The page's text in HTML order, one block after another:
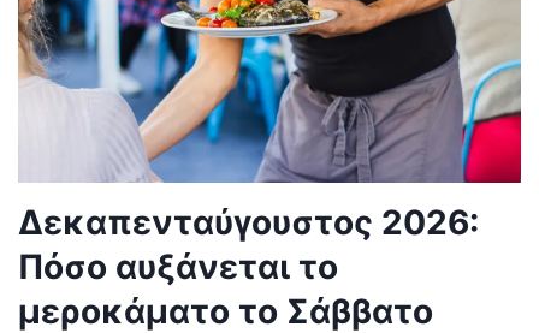
Δεκαπενταύγουστος 2026:
Πόσο αυξάνεται το
μεροκάματο το Σάββατο